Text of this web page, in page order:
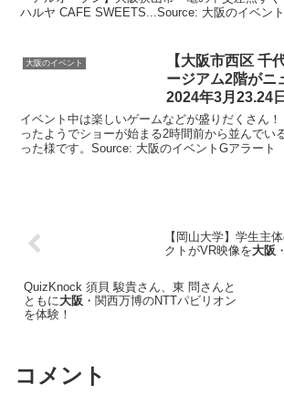
ハルヤ CAFE SWEETS...Source: 大阪のイベン
大阪のイベント 【大阪市西区 千
ージアム2階がニ
2024年3月23.24
…
イベント中は楽しいゲームなどが盛りだくさん
ったようでショーが始まる2時間前から並んでい
った様です。Source: 大阪のイベントGアラート
【岡山大学】学生主
クトがVR映像を大阪
QuizKnock 須貝 駿貴さん、東 問さんと
ともに大阪 ・関西万博のNTTパビリオン
を体験！
コメント